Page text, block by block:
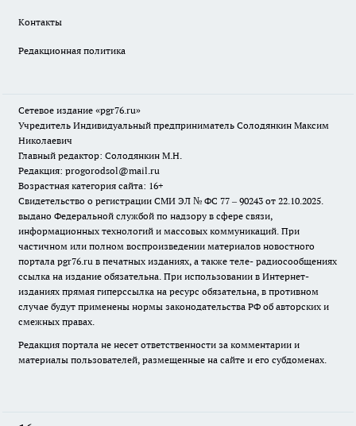
Контакты
Редакционная политика
Сетевое издание «pgr76.ru»
Учредитель Индивидуальный предприниматель Солодянкин Максим
Николаевич
Главный редактор: Солодянкин М.Н.
Редакция: progorodsol@mail.ru
Возрастная категория сайта: 16+
Свидетельство о регистрации СМИ ЭЛ № ФС 77 – 90243 от 22.10.2025.
выдано Федеральной службой по надзору в сфере связи,
информационных технологий и массовых коммуникаций. При
частичном или полном воспроизведении материалов новостного
портала pgr76.ru в печатных изданиях, а также теле- радиосообщениях
ссылка на издание обязательна. При использовании в Интернет-
изданиях прямая гиперссылка на ресурс обязательна, в противном
случае будут применены нормы законодательства РФ об авторских и
смежных правах.
Редакция портала не несет ответственности за комментарии и
материалы пользователей, размещенные на сайте и его субдоменах.